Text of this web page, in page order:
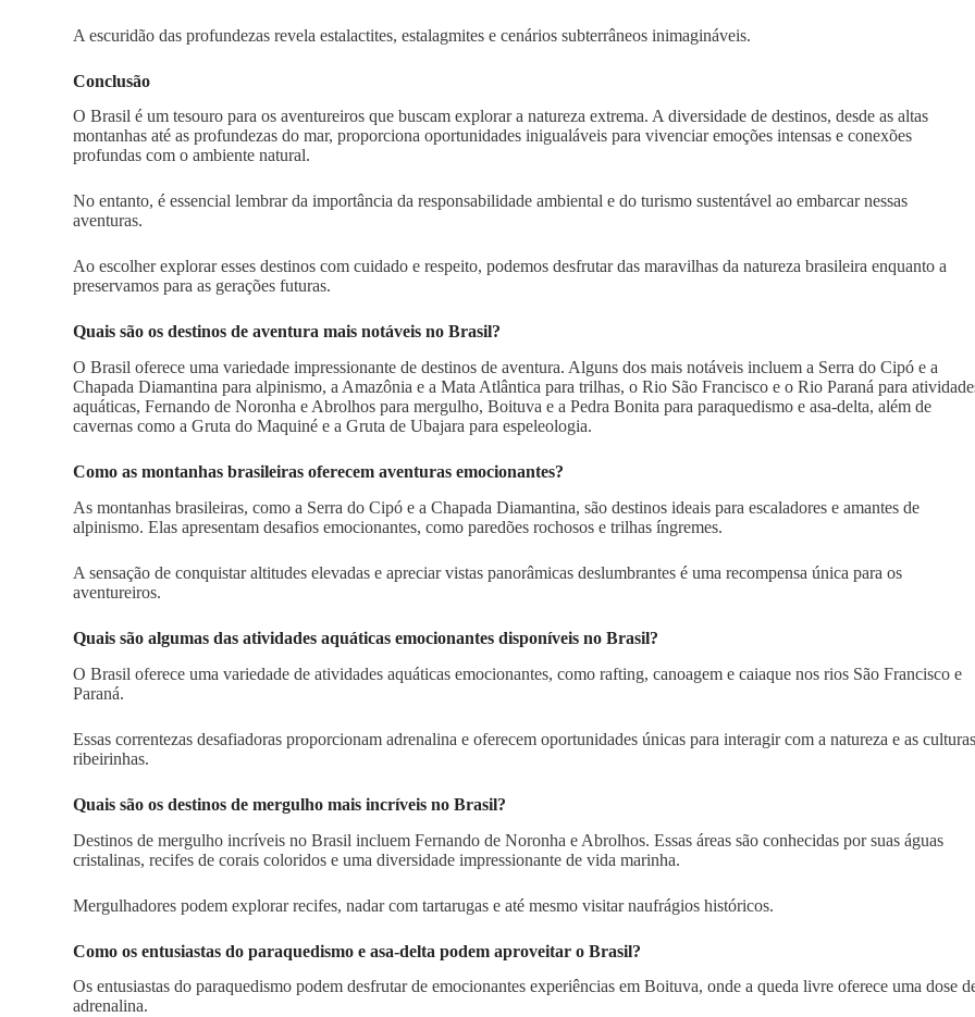
A escuridão das profundezas revela estalactites, estalagmites e cenários subterrâneos inimagináveis.
Conclusão
O Brasil é um tesouro para os aventureiros que buscam explorar a natureza extrema. A diversidade de destinos, desde as altas
montanhas até as profundezas do mar, proporciona oportunidades inigualáveis para vivenciar emoções intensas e conexões
profundas com o ambiente natural.
No entanto, é essencial lembrar da importância da responsabilidade ambiental e do turismo sustentável ao embarcar nessas
aventuras.
Ao escolher explorar esses destinos com cuidado e respeito, podemos desfrutar das maravilhas da natureza brasileira enquanto a
preservamos para as gerações futuras.
Quais são os destinos de aventura mais notáveis no Brasil?
O Brasil oferece uma variedade impressionante de destinos de aventura. Alguns dos mais notáveis incluem a Serra do Cipó e a
Chapada Diamantina para alpinismo, a Amazônia e a Mata Atlântica para trilhas, o Rio São Francisco e o Rio Paraná para
aquáticas, Fernando de Noronha e Abrolhos para mergulho, Boituva e a Pedra Bonita para paraquedismo e asa-delta, além de
cavernas como a Gruta do Maquiné e a Gruta de Ubajara para espeleologia.
Como as montanhas brasileiras oferecem aventuras emocionantes?
As montanhas brasileiras, como a Serra do Cipó e a Chapada Diamantina, são destinos ideais para escaladores e amantes de
alpinismo. Elas apresentam desafios emocionantes, como paredões rochosos e trilhas íngremes.
A sensação de conquistar altitudes elevadas e apreciar vistas panorâmicas deslumbrantes é uma recompensa única para os
aventureiros.
Quais são algumas das atividades aquáticas emocionantes disponíveis no Brasil?
O Brasil oferece uma variedade de atividades aquáticas emocionantes, como rafting, canoagem e caiaque nos rios São Francisco e
Paraná.
Essas correntezas desafiadoras proporcionam adrenalina e oferecem oportunidades únicas para interagir com a natureza e as
ribeirinhas.
Quais são os destinos de mergulho mais incríveis no Brasil?
Destinos de mergulho incríveis no Brasil incluem Fernando de Noronha e Abrolhos. Essas áreas são conhecidas por suas águas
cristalinas, recifes de corais coloridos e uma diversidade impressionante de vida marinha.
Mergulhadores podem explorar recifes, nadar com tartarugas e até mesmo visitar naufrágios históricos.
Como os entusiastas do paraquedismo e asa-delta podem aproveitar o Brasil?
Os entusiastas do paraquedismo podem desfrutar de emocionantes experiências em Boituva, onde a queda livre oferece uma dose
adrenalina.